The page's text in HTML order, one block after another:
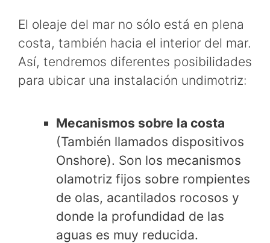
El oleaje del mar no sólo está en plena
costa, también hacia el interior del mar.
Así, tendremos diferentes posibilidades
para ubicar una instalación undimotriz:
Mecanismos sobre la costa
(También llamados dispositivos
Onshore). Son los mecanismos
olamotriz fijos sobre rompientes
de olas, acantilados rocosos y
donde la profundidad de las
aguas es muy reducida.